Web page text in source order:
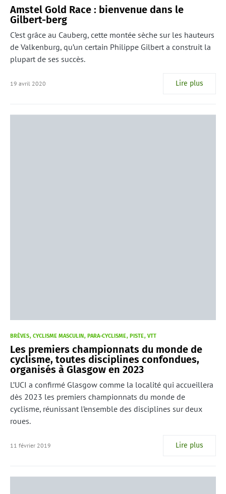
Amstel Gold Race : bienvenue dans le
Gilbert-berg
C’est grâce au Cauberg, cette montée sèche sur les hauteurs
de Valkenburg, qu’un certain Philippe Gilbert a construit la
plupart de ses succès.
19 avril 2020 Lire plus
BRÈVES CYCLISME MASCULIN PARA-CYCLISME PISTE VTT
Les premiers championnats du monde de
cyclisme, toutes disciplines confondues,
organisés à Glasgow en 2023
L’UCI a confirmé Glasgow comme la localité qui accueillera
dès 2023 les premiers championnats du monde de
cyclisme, réunissant l’ensemble des disciplines sur deux
roues.
11 février 2019 Lire plus